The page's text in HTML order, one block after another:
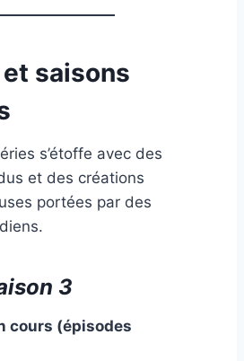
saisons
s’étoffe avec des
et des créations
portées par des
3
cours (épisodes